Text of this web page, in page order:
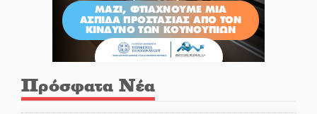
Πρόσφατα Νέα